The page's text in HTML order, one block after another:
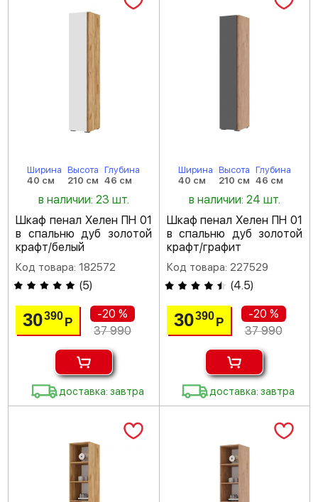
Ширина
40 см
Высота
210 см
Глубина
46 см
в наличии: 23 шт.
Шкаф пенал Хелен ПН 01
в спальню дуб золотой
крафт/белый
Код товара: 182572
(5)
30390Р
-20 %
37 990
доставка: завтра
Ширина
40 см
Высота
210 см
Глубина
46 см
в наличии: 24 шт.
Шкаф пенал Хелен ПН 01
в спальню дуб золотой
крафт/графит
Код товара: 227529
(4.5)
30390 Р
-20 %
37 990
доставка: завтра